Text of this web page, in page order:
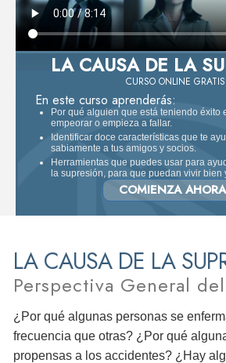
LA CAUSA DE LA
CURSO ONLINE GRATIS
En este curso aprenderás:
Por qué alguien que está teniendo éxito
empeorar o empieza a fallar.
Identificar doce características que te
sabiamente a tus amigos y socios.
Herramientas que puedes usar para
la supresión, para que puedan vivir bien
COMIENZA
LA CAUSA DE LA
Perspectiva General
¿Por qué algunas personas se
frecuencia que otras? ¿Por qué
propensas a los accidentes? ¿Hay